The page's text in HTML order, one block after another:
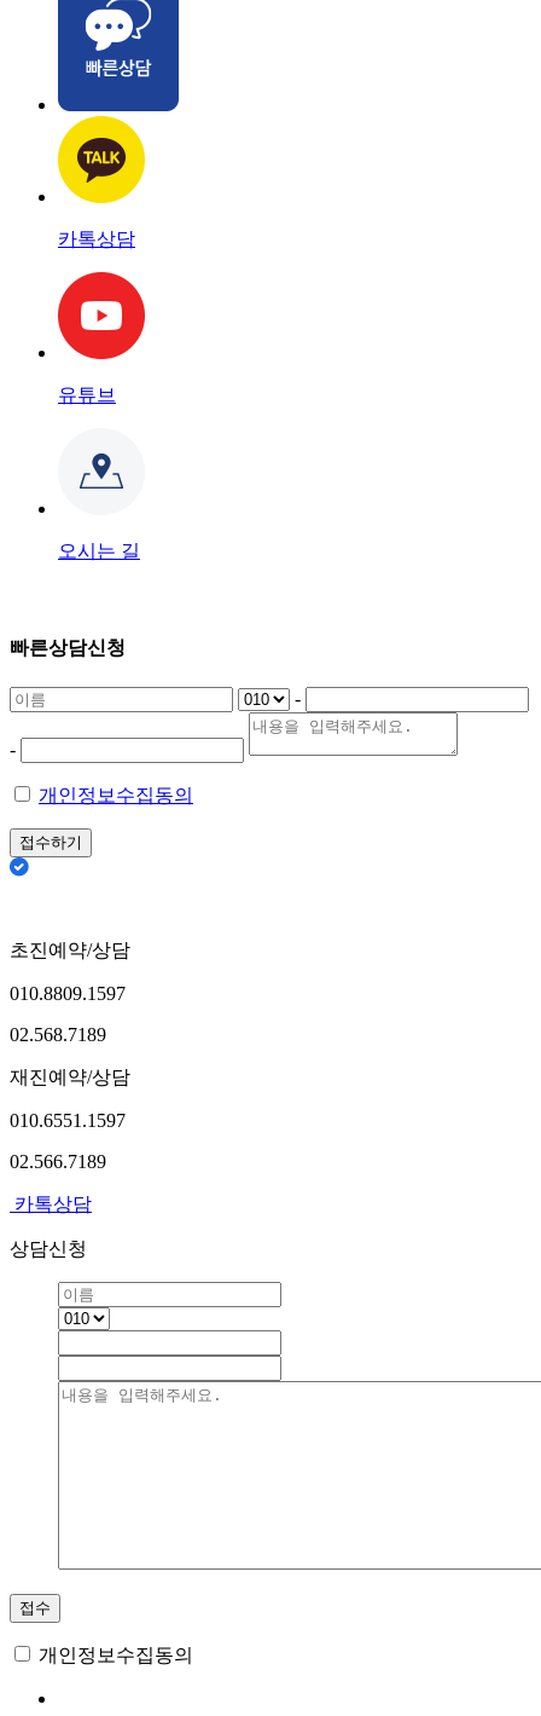
카톡상담
유튜브
오시는 길
빠른상담신청
-
-
개인정보수집동의
접수하기
초진예약/상담
010.8809.1597
02.568.7189
재진예약/상담
010.6551.1597
02.566.7189
카톡상담
상담신청
접수
개인정보수집동의